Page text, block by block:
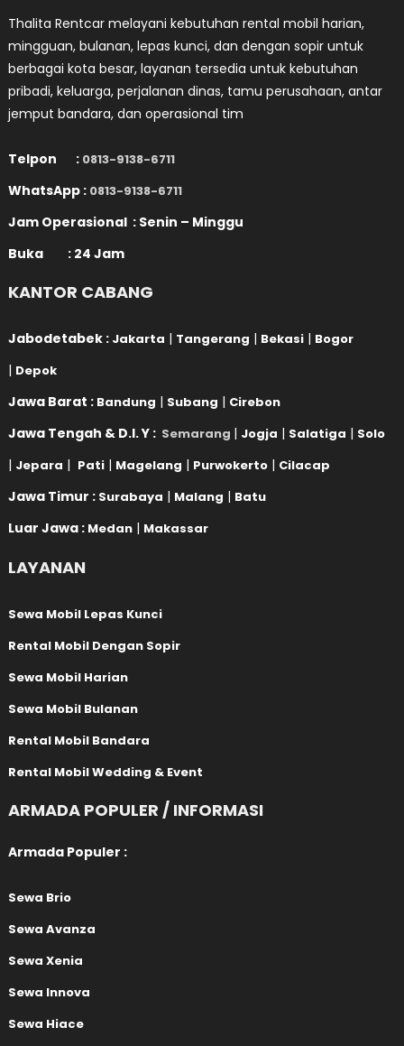
Thalita Rentcar melayani kebutuhan rental mobil harian,
mingguan, bulanan, lepas kunci, dan dengan sopir untuk
berbagai kota besar, layanan tersedia untuk kebutuhan
pribadi, keluarga, perjalanan dinas, tamu perusahaan, antar
jemput bandara, dan operasional tim
Telpon : 0813-9138-6711
WhatsApp : 0813-9138-6711
Jam Operasional : Senin – Minggu
Buka : 24 Jam
KANTOR CABANG
Jabodetabek : Jakarta | Tangerang | Bekasi | Bogor
| Depok
Jawa Barat : Bandung | Subang | Cirebon
Jawa Tengah & D.I. Y : Semarang | Jogja | Salatiga | Solo
| Jepara | Pati | Magelang | Purwokerto | Cilacap
Jawa Timur : Surabaya | Malang | Batu
Luar Jawa : Medan | Makassar
LAYANAN
Sewa Mobil Lepas Kunci
Rental Mobil Dengan Sopir
Sewa Mobil Harian
Sewa Mobil Bulanan
Rental Mobil Bandara
Rental Mobil Wedding & Event
ARMADA POPULER / INFORMASI
Armada Populer :
Sewa Brio
Sewa Avanza
Sewa Xenia
Sewa Innova
Sewa Hiace